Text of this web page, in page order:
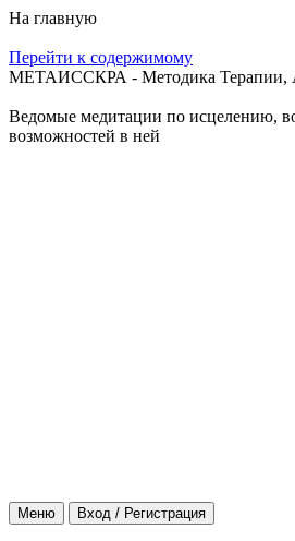
На главную
Перейти к содержимому
МЕТАИССКРА - Методика Терапии,
Ведомые медитации по исцелению,
возможностей в ней
Меню Вход / Регистрация